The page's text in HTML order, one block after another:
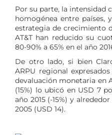
Por su parte, la intensidad
homogénea entre países,
estrategia de crecimiento
AT&T han reducido su
80-90% a 65% en el año
De otro lado, si bien
ARPU regional
devaluación monetaria en
(15%) lo ubicó en USD 7
año 2015 (-15%) y
2005 (USD 14).